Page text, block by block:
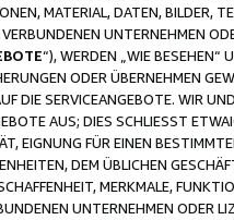
MATERIAL, DATEN, BILDER,
UNTERNEHMEN
“), WERDEN „WIE BESEHEN“
ODER ÜBERNEHMEN
DIE SERVICEANGEBOTE. WIR
AUS; DIES SCHLIESST
EIGNUNG FÜR EINEN
DEM ÜBLICHEN
MERKMALE,
UNTERNEHMEN ODER